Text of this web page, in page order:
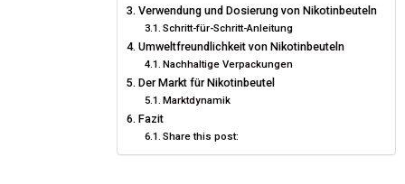
K S
T
N
Verwendung und Dosierung von Nikotinbeuteln
Schritt-für-Schritt-Anleitung
Umweltfreundlichkeit von Nikotinbeuteln
Nachhaltige Verpackungen
Der Markt für Nikotinbeutel
Marktdynamik
Fazit
Share this post: